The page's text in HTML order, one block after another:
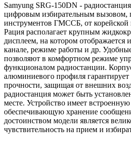
Samyung SRG-150DN -
цифровым избирательным вызовом,
инструментов ГМССБ, от корейской
Рация располагает крупным
дисплеем, на котором отображается
канале, режиме работы и др.
позволяют в комфортном режиме
функционалом радиостанции.
алюминиевого профиля гарантирует
прочности, защищая от внешних
радиостанция может быть
месте. Устройство имеет
обеспечивающую хранение
достоинством модели является
чувствительность на прием и